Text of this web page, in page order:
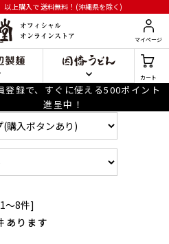
以上購入で送料無料！(沖縄県を除く)
マイページ
カート
登録で、すぐに使える500ポイント
進呈中！
～8件]
あります